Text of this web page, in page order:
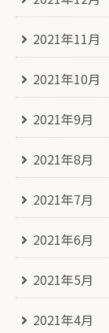
2021年11月
2021年10月
2021年9月
2021年8月
2021年7月
2021年6月
2021年5月
2021年4月